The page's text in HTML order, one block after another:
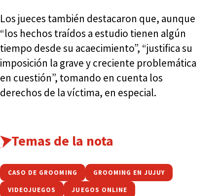
Los jueces también destacaron que, aunque
“los hechos traídos a estudio tienen algún
tiempo desde su acaecimiento”, “justifica su
imposición la grave y creciente problemática
en cuestión”, tomando en cuenta los
derechos de la víctima, en especial.
Temas de la nota
CASO DE GROOMING GROOMING EN JUJUY
VIDEOJUEGOS JUEGOS ONLINE